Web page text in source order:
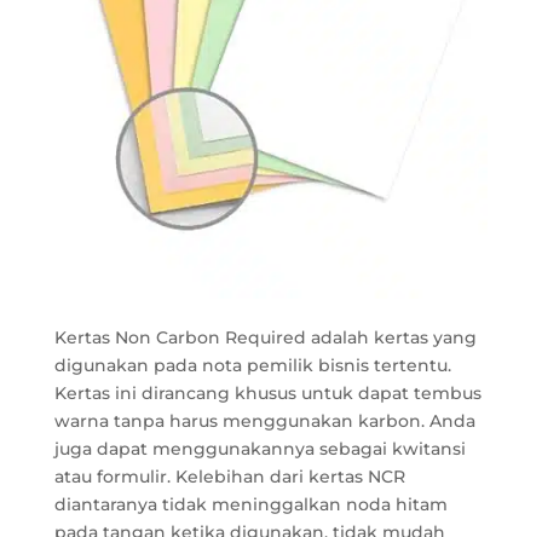
Kertas Non Carbon Required adalah kertas yang
digunakan pada nota pemilik bisnis tertentu.
Kertas ini dirancang khusus untuk dapat tembus
warna tanpa harus menggunakan karbon. Anda
juga dapat menggunakannya sebagai kwitansi
atau formulir. Kelebihan dari kertas NCR
diantaranya tidak meninggalkan noda hitam
pada tangan ketika digunakan, tidak mudah